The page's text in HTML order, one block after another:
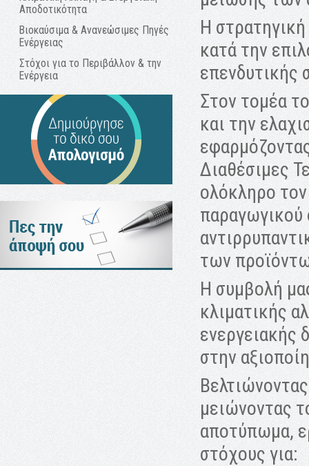
Αποδοτικότητα
Βιοκαύσιμα & Ανανεώσιμες Πηγές
Ενέργειας
Στόχοι για το Περιβάλλον & την
Ενέργεια
Η
κατά την
επενδυτικής
Στον τομέα
και την
Διαθέσιμες
ολόκληρο
παραγωγικού
των
Η συμβολή
κλιματικής
ενεργειακής
στην
μειώνοντας
αποτύπωμα,
στόχους για: